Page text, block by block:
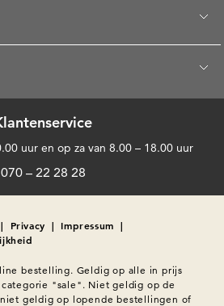
uur en op za van 8.00 – 18.00 uur
070 – 22 28 28
| Privacy | Impressum |
bestelling. Geldig op alle in prijs
"sale". Niet geldig op de
geldig op lopende bestellingen of